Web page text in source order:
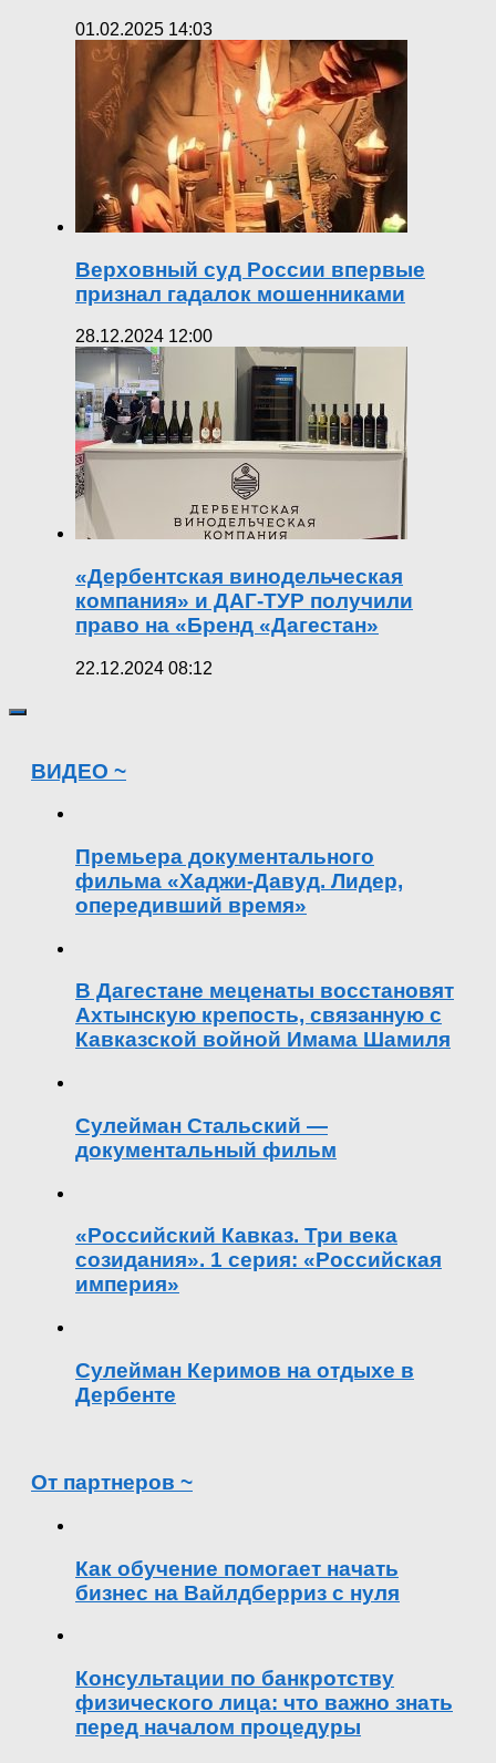
01.02.2025 14:03
Верховный суд России впервые
признал гадалок мошенниками
28.12.2024 12:00
«Дербентская винодельческая
компания» и ДАГ-ТУР получили
право на «Бренд «Дагестан»
22.12.2024 08:12
ВИДЕО ~
Премьера документального
фильма «Хаджи-Давуд. Лидер,
опередивший время»
В Дагестане меценаты восстановят
Ахтынскую крепость, связанную с
Кавказской войной Имама Шамиля
Сулейман Стальский —
документальный фильм
«Российский Кавказ. Три века
созидания». 1 серия: «Российская
империя»
Сулейман Керимов на отдыхе в
Дербенте
От партнеров ~
Как обучение помогает начать
бизнес на Вайлдберриз с нуля
Консультации по банкротству
физического лица: что важно знать
перед началом процедуры